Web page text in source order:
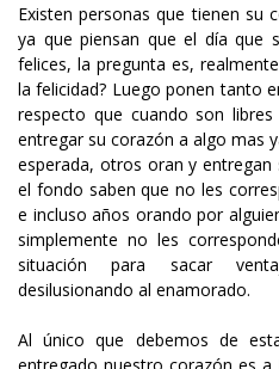
Existen personas que tienen su
ya que piensan que el día que
felices, la pregunta es,
la felicidad? Luego ponen tanto
respecto que cuando son
entregar su corazón a algo mas
esperada, otros oran y
el fondo saben que no les
e incluso años orando por
simplemente no les
situación para sacar
desilusionando al enamorado.
Al único que debemos de